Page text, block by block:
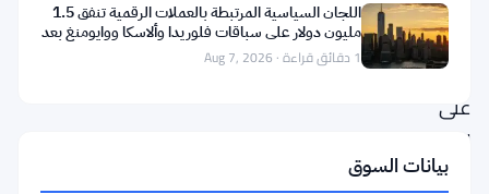
يراهن
على
الحياد.
الرئيس
اللجان السياسية المرتبطة بالعملات الرقمية تنفق 1.5
مليون دولار على سباقات فلوريدا وألاسكا ووايومنغ بعد
تعثر1 دقائق قراءة · Aug 7, 2026
بيانات السوق